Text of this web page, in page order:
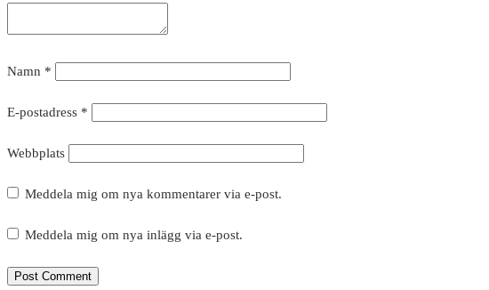
Namn *
E-postadress *
Webbplats
Meddela mig om nya kommentarer via e-post.
Meddela mig om nya inlägg via e-post.